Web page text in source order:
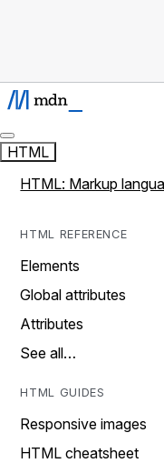
HTML
HTML: Markup
HTML REFERENCE
Elements
Global attributes
Attributes
See all…
HTML GUIDES
Responsive images
HTML cheatsheet